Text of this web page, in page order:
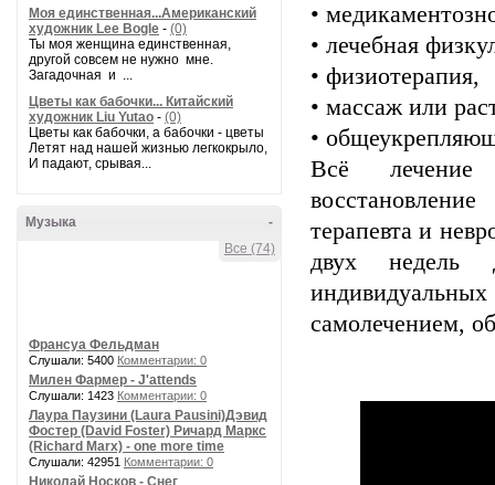
Моя единственная...Американский
художник Lee Bogle - (0)
Ты моя женщина единственная,
другой совсем не нужно мне.
Загадочная и ...
Цветы как бабочки... Китайский
художник Liu Yutao - (0)
Цветы как бабочки, а бабочки - цветы
Летят над нашей жизнью легкокрыло,
И падают, срывая...
-
Музыка
Все (74)
Франсуа Фельдман
Слушали: 5400 Комментарии: 0
Милен Фармер - J'attends
Слушали: 1423 Комментарии: 0
Лаура Паузини (Laura Pausini)Дэвид
Фостер (David Foster) Ричард Маркс
(Richard Marx) - one more time
Слушали: 42951 Комментарии: 0
Николай Носков - Снег
•
• лечебная
• физиотерапия,
• массаж или
•
Всё лечение
терапевта и
двух недель
самолечением,